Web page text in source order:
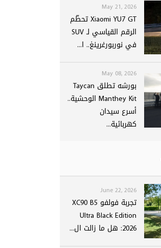
May 21, 2026
Xiaomi YU7 GT تحطّم
الرقم القياسي لـ SUV
في نوربورغرينغ.. ا...
May 08, 2026
بورشه تطلق Taycan
Manthey Kit الوحشية..
أسرع سيدان
كهربائية...
June 22, 2026
تجربة فولفو XC90 B5
Ultra Black Edition
2026: هل ما زالت ال...